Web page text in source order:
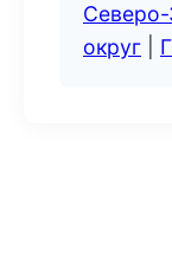
округ